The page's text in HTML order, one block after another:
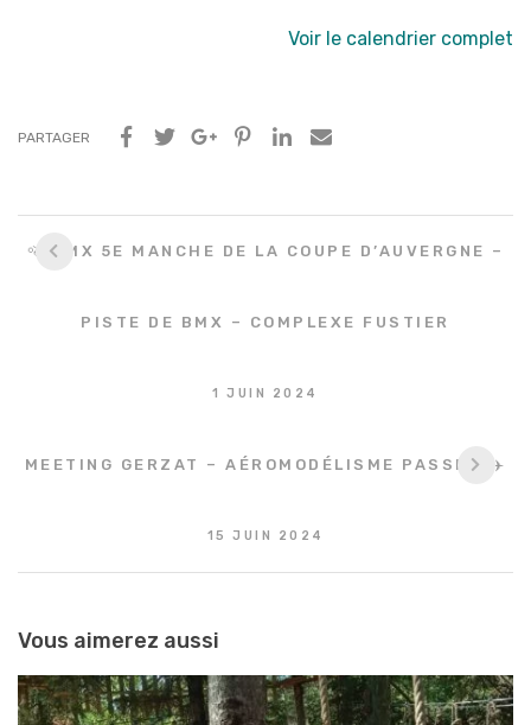
Voir le calendrier complet
PARTAGER
Navigation
entre
🚵 BMX 5E MANCHE DE LA COUPE D’AUVERGNE –
PISTE DE BMX – COMPLEXE FUSTIER
1 JUIN 2024
MEETING GERZAT – AÉROMODÉLISME PASSION✈️
15 JUIN 2024
Vous aimerez aussi